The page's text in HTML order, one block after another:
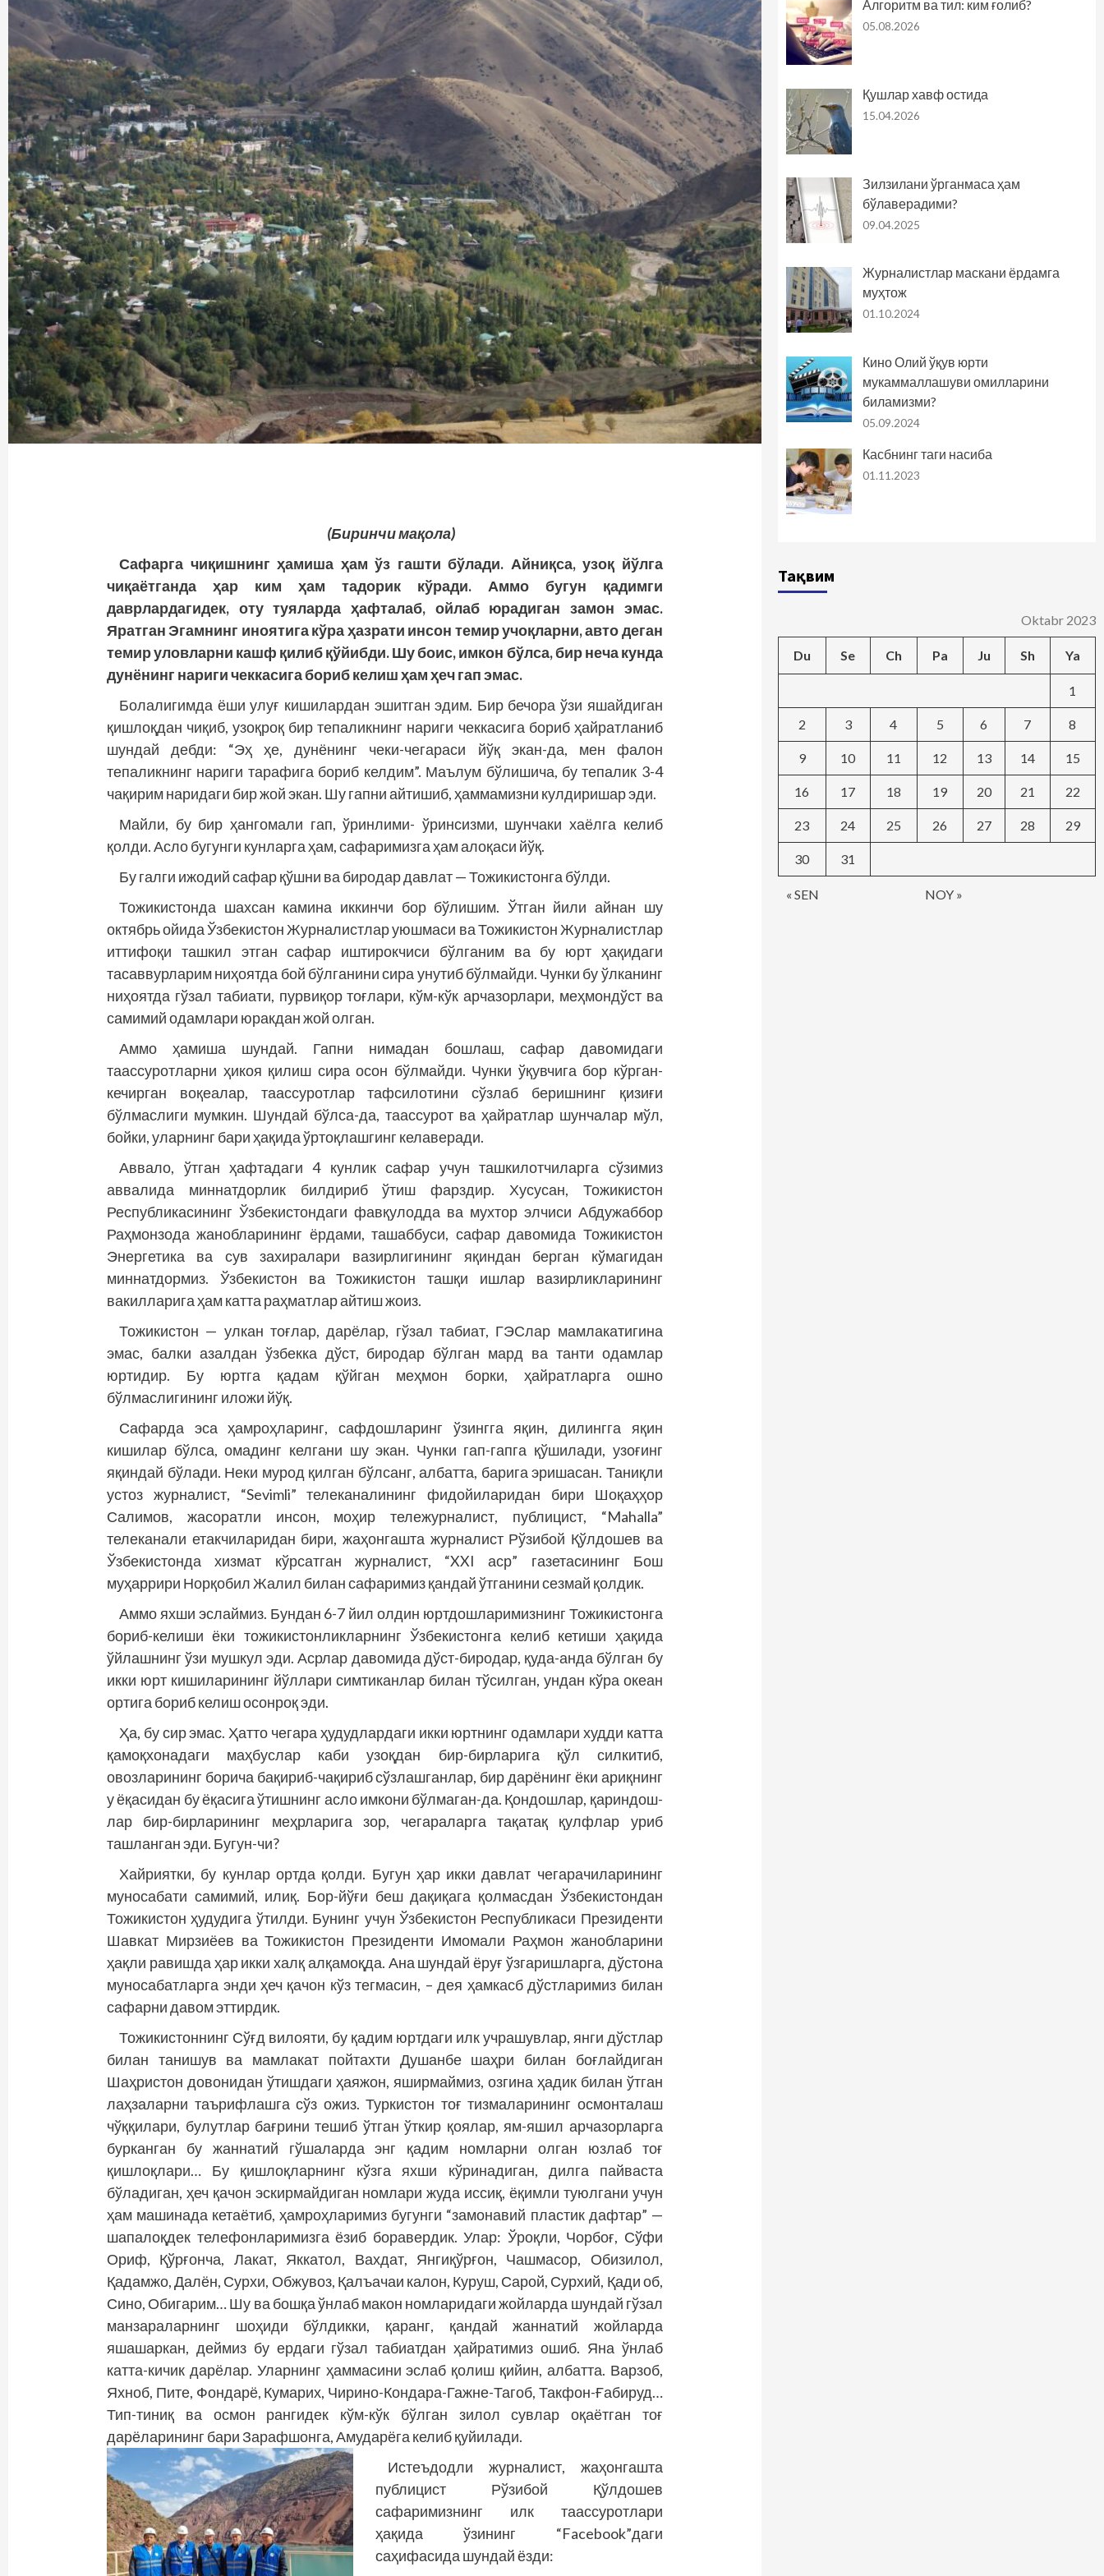
(Биринчи мақола)
Сафарга чиқишнинг ҳамиша ҳам ўз гашти бўлади. Айниқса, узоқ йўлга
чиқаётганда ҳар ким ҳам тадорик кўради. Аммо бугун қадимги
даврлардагидек, оту туяларда ҳафталаб, ойлаб юрадиган замон эмас.
Яратган Эгамнинг иноятига кўра ҳазрати инсон темир учоқларни, авто деган
темир уловларни кашф қилиб қўйибди. Шу боис, имкон бўлса, бир неча кунда
дунёнинг нариги чеккасига бориб келиш ҳам ҳеч гап эмас.
Болалигимда ёши улуғ кишилардан эшитган эдим. Бир бечора ўзи яшайдиган
қиш­лоқдан чиқиб, узоқроқ бир тепаликнинг нариги чеккасига бориб ҳайратланиб
шундай дебди: “Эҳ ҳе, дунёнинг чеки-чегараси йўқ экан-да, мен фалон
тепаликнинг нариги тарафига бориб келдим”. Маълум бўлишича, бу тепалик 3-4
чақирим наридаги бир жой экан. Шу гапни айтишиб, ҳаммамизни кулдиришар эди.
Майли, бу бир ҳангомали гап, ўринлими- ўринсизми, шунчаки хаёлга келиб
қолди. Асло бугунги кунларга ҳам, сафаримизга ҳам алоқаси йўқ.
Бу галги ижодий сафар қўшни ва биродар давлат — Тожикистонга бўлди.
Тожикистонда шахсан камина иккинчи бор бўлишим. Ўтган йили айнан шу
октябрь ойида Ўзбекистон Журналистлар уюшмаси ва Тожикистон Журналистлар
иттифоқи ташкил этган сафар иштирокчиси бўлганим ва бу юрт ҳақидаги
тасаввурларим ниҳоятда бой бўлганини сира унутиб бўлмайди. Чунки бу ўлканинг
ниҳоятда гўзал табиати, пурвиқор тоғлари, кўм-кўк арчазорлари, меҳмондўст ва
самимий одамлари юракдан жой олган.
Аммо ҳамиша шундай. Гапни нимадан бошлаш, сафар давомидаги
таассуротларни ҳикоя қилиш сира осон бўлмайди. Чунки ўқувчига бор кўрган-
кечирган воқеалар, таассуротлар тафсилотини сўзлаб беришнинг қизиғи
бўлмаслиги мумкин. Шундай бўлса-да, таассурот ва ҳайратлар шунчалар мўл,
бойки, уларнинг бари ҳақида ўртоқлашгинг келаверади.
Аввало, ўтган ҳафтадаги 4 кунлик сафар учун ташкилотчиларга сўзимиз
аввалида миннатдорлик билдириб ўтиш фарздир. Хусусан, Тожикистон
Республикасининг Ўзбекистондаги фавқулодда ва мухтор элчиси Абдужаббор
Раҳмонзода жанобларининг ёрдами, ташаббуси, сафар давомида Тожикистон
Энергетика ва сув захиралари вазирлигининг яқиндан берган кўмагидан
миннатдормиз. Ўзбекистон ва Тожикистон ташқи ишлар вазирликларининг
вакилларига ҳам катта раҳматлар айтиш жоиз.
Тожикистон — улкан тоғлар, дарёлар, гўзал табиат, ГЭСлар мамлакатигина
эмас, балки азалдан ўзбекка дўст, биродар бўлган мард ва танти одамлар
юртидир. Бу юртга қадам қўйган меҳмон борки, ҳайратларга ошно
бўлмаслигининг иложи йўқ.
Сафарда эса ҳамроҳларинг, сафдошларинг ўзингга яқин, дилингга яқин
кишилар бўлса, омадинг келгани шу экан. Чунки гап-гапга қўшилади, узоғинг
яқиндай бўлади. Неки мурод қилган бўлсанг, албатта, барига эришасан. Таниқли
устоз журналист, “Sevimli” телеканалининг фидойиларидан бири Шоқаҳҳор
Салимов, жасоратли инсон, моҳир тележурналист, публицист, “Mahalla”
телеканали етакчиларидан бири, жаҳонгашта журналист Рўзибой Қўлдошев ва
Ўзбекистонда хизмат кўрсатган журналист, “XXI аср” газетасининг Бош
муҳаррири Норқобил Жалил билан сафаримиз қандай ўтганини сезмай қолдик.
Аммо яхши эслаймиз. Бундан 6-7 йил олдин юртдошларимизнинг Тожикистонга
бориб-келиши ёки тожикистонликларнинг Ўзбекистонга келиб кетиши ҳақида
ўйлашнинг ўзи мушкул эди. Асрлар давомида дўст-биродар, қуда-анда бўлган бу
икки юрт кишиларининг йўллари симтиканлар билан тўсилган, ундан кўра океан
ортига бориб келиш осонроқ эди.
Ҳа, бу сир эмас. Ҳатто чегара ҳудудлардаги икки юртнинг одамлари худди катта
қамоқхонадаги маҳбуслар каби узоқдан бир-бирларига қўл силкитиб,
овозларининг борича бақириб-чақириб сўзлашганлар, бир дарёнинг ёки ариқнинг
у ёқасидан бу ёқасига ўтишнинг асло имкони бўлмаган-да. Қондошлар, қариндош­
лар бир-бирларининг меҳрларига зор, чегараларга тақатақ қулфлар уриб
ташланган эди. Бугун-чи?
Хайриятки, бу кунлар ортда қолди. Бугун ҳар икки давлат чегарачиларининг
муносабати самимий, илиқ. Бор-йўғи беш дақиқага қолмасдан Ўзбекистондан
Тожикистон ҳудудига ўтилди. Бунинг учун Ўзбекистон Республикаси Президенти
Шавкат Мирзиёев ва Тожикистон Президенти Имомали Раҳмон жанобларини
ҳақли равишда ҳар икки халқ алқамоқда. Ана шундай ёруғ ўзгаришларга, дўстона
муносабатларга энди ҳеч қачон кўз тегмасин, – дея ҳамкасб дўстларимиз билан
сафарни давом эттирдик.
Тожикистоннинг Сўғд вилояти, бу қадим юртдаги илк учрашувлар, янги дўстлар
билан танишув ва мамлакат пойтахти Душанбе шаҳри билан боғлайдиган
Шаҳристон довонидан ўтишдаги ҳаяжон, яширмаймиз, озгина ҳадик билан ўтган
лаҳзаларни таърифлашга сўз ожиз. Туркистон тоғ тизмаларининг осмонталаш
чўққилари, булутлар бағрини тешиб ўтган ўткир қоялар, ям-яшил арчазорларга
бурканган бу жаннатий гўшаларда энг қадим номларни олган юзлаб тоғ
қишлоқлари… Бу қишлоқларнинг кўзга яхши кўринадиган, дилга пайваста
бўладиган, ҳеч қачон эскирмайдиган номлари жуда иссиқ, ёқимли туюлгани учун
ҳам машинада кетаётиб, ҳамроҳларимиз бугунги “замонавий пластик дафтар” —
шапалоқдек телефонларимизга ёзиб боравердик. Улар: Ўроқли, Чорбоғ, Сўфи
Ориф, Қўрғонча, Лакат, Яккатол, Вахдат, Янгиқўрғон, Чашмасор, Обизилол,
Қадамжо, Далён, Сурхи, Обжувоз, Қалъачаи калон, Куруш, Сарой, Сурхий, Қади об,
Сино, Обигарим… Шу ва бошқа ўнлаб макон номларидаги жойларда шундай гўзал
манзараларнинг шоҳиди бўлдикки, қаранг, қандай жаннатий жойларда
яшашаркан, деймиз бу ердаги гўзал табиатдан ҳайратимиз ошиб. Яна ўнлаб
катта-кичик дарёлар. Уларнинг ҳаммасини эслаб қолиш қийин, албатта. Варзоб,
Яхноб, Пите, Фондарё, Кумарих, Чирино-Кондара-Гажне-Тагоб, Такфон-Ғабируд…
Тип-тиниқ ва осмон рангидек кўм-кўк бўлган зилол сувлар оқаётган тоғ
дарёларининг бари Зарафшонга, Амударёга келиб қуйилади.
Истеъдодли журналист, жаҳонгашта
публицист Рўзибой Қўлдошев
сафаримизнинг илк таассуротлари
ҳақида ўзининг “Facebook”даги
саҳифасида шундай ёзди:
Алгоритм ва тил: ким ғолиб?
05.08.2026
Қушлар хавф остида
15.04.2026
Зилзилани ўрганмаса ҳам
бўлаверадими?
09.04.2025
Журналистлар маскани ёрдамга
муҳтож
01.10.2024
Кино Олий ўқув юрти
мукаммаллашуви омилларини
биламизми?
05.09.2024
Касбнинг таги насиба
01.11.2023
Тақвим
Oktabr 2023
Du Se Ch Pa Ju Sh Ya
« SEN NOY »
1
2 3 4 5 6 7 8
9 10 11 12 13 14 15
16 17 18 19 20 21 22
23 24 25 26 27 28 29
30 31